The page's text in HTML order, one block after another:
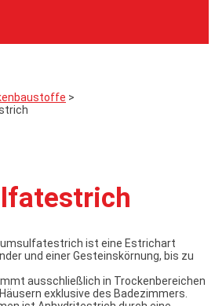
>
ist eine Estrichart
und einer Gesteinskörnung, bis zu
ausschließlich in Trockenbereichen
exklusive des Badezimmers.